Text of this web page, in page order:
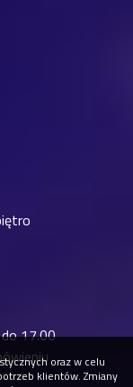
17.00
oraz w celu
klientów. Zmiany